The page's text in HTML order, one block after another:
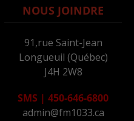
NOUS JOINDRE
91,rue Saint-Jean
Longueuil (Québec)
J4H 2W8
SMS | 450-646-6800
admin@fm1033.ca